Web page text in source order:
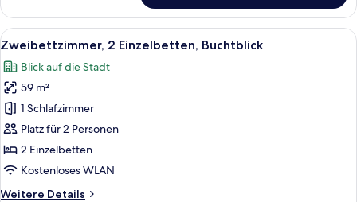
Suite,
Queen-
Buchtblick
Alle
Fotos
für
Zweibettzimmer,
2 Einzelbetten,
Buchtblick
anzeigen
Zweibettzimmer, 2 Einzelbetten,
5
Zweibettzimmer, 2 Einzelbetten, Buchtblick
Blick auf die Stadt
59 m²
1 Schlafzimmer
Platz für 2 Personen
2 Einzelbetten
Kostenloses WLAN
Weitere Details
Weitere